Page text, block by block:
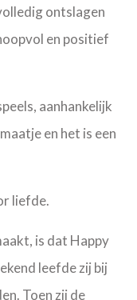
ontslagen
en positief
aanhankelijk
en het is een
liefde.
is dat Happy
leefde zij bij
Toen zij de